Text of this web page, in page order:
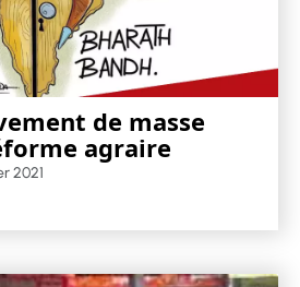
de masse
agraire
2021